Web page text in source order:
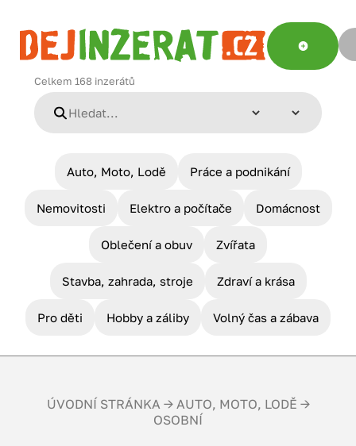
Celkem 168 inzerátů
Auto, Moto, Lodě Práce a podnikání
Nemovitosti Elektro a počítače Domácnost
Oblečení a obuv Zvířata
Stavba, zahrada, stroje Zdraví a krása
Pro děti Hobby a záliby Volný čas a zábava
ÚVODNÍ STRÁNKA→ AUTO, MOTO, LODĚ →
OSOBNÍ